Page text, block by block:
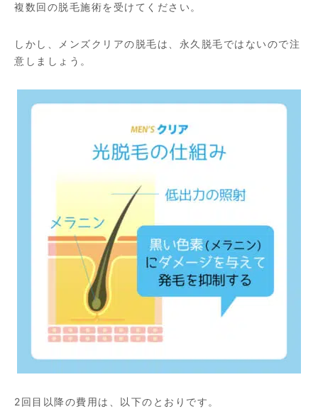
複数回の脱毛施術を受けてください。
しかし、メンズクリアの脱毛は、永久脱毛ではないので注
意しましょう。
2回目以降の費用は、以下のとおりです。